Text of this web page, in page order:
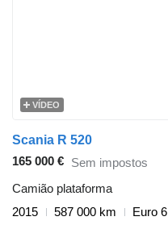
VÍDEO
Scania R 520
165 000 € Sem impostos
Camião plataforma
2015
587 000 km
Euro 6